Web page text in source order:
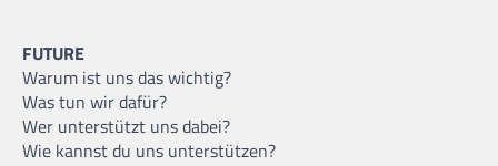
FUTURE
Warum ist uns das wichtig?
Was tun wir dafür?
Wer unterstützt uns dabei?
Wie kannst du uns unterstützen?